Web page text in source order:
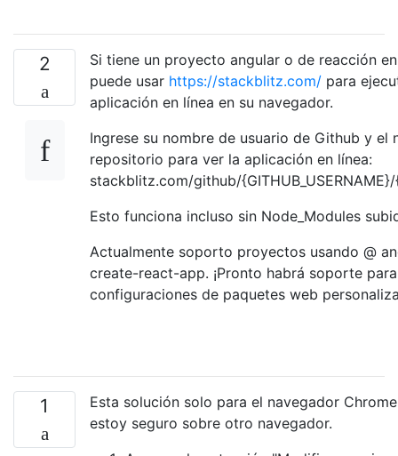
2
Si tiene un proyecto angular o de reacción
puede usar https://stackblitz.com/ para
aplicación en línea en su navegador.
Ingrese su nombre de usuario de Github y el
repositorio para ver la aplicación en línea:
stackblitz.com/github/{GITHUB_USERNAME}/
Esto funciona incluso sin Node_Modules
Actualmente soporto proyectos usando @
create-react-app. ¡Pronto habrá soporte
configuraciones de paquetes web
1
Esta solución solo para el navegador
estoy seguro sobre otro navegador.